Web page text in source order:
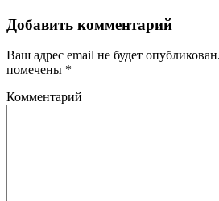
Добавить комментарий
Ваш адрес email не будет опубликован.
помечены *
Комментарий